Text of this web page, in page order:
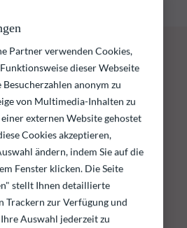
zum 05.08.2026
Partner verwenden Cookies,
dieser Webseite
anonym zu
von Multimedia-Inhalten zu
externen Website gehostet
Cookies akzeptieren,
ändern, indem Sie auf die
Fenster klicken. Die Seite
stellt Ihnen detaillierte
Trackern zur Verfügung und
Auswahl jederzeit zu